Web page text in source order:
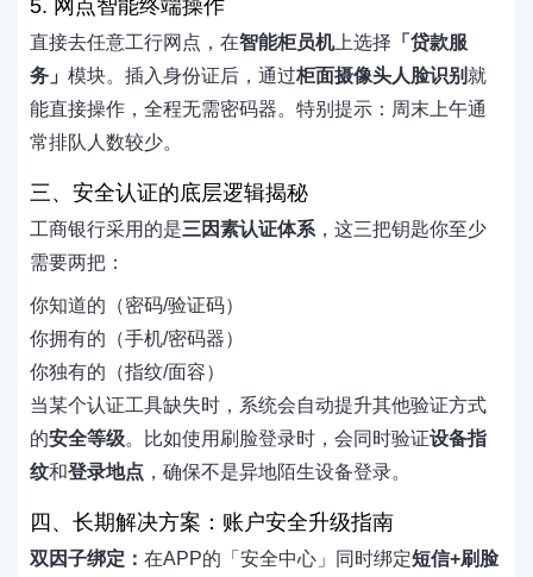
5. 网点智能终端操作
直接去任意工行网点，在智能柜员机上选择 「贷款服
务」 模块。插入身份证后，通过柜面摄像头人脸识别 就
能直接操作，全程无需密码器。特别提示：周末上午通
常排队人数较少。
三、安全认证的底层逻辑揭秘
工商银行采用的是三因素认证体系 ，这三把钥匙你至少
需要两把：
你知道的（密码/验证码）
你拥有的（手机/密码器）
你独有的（指纹/面容）
当某个认证工具缺失时，系统会自动提升其他验证方式
的安全等级。比如使用刷脸登录时，会同时验证设备指
纹和登录地点 ，确保不是异地陌生设备登录。
四、长期解决方案：账户安全升级指南
双因子绑定： 在APP的「安全中心」同时绑定短信+刷脸